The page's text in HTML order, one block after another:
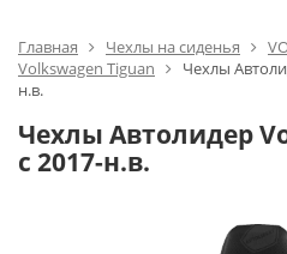
Главная Чехлы на сиденья
Volkswagen Tiguan
Чехлы
н.в.
Чехлы Автолидер
с 2017-н.в.